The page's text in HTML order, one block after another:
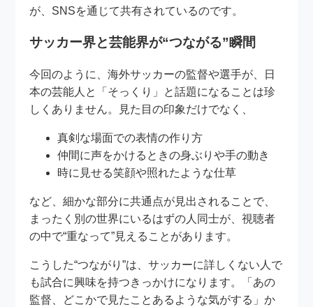
が、SNSを通じて共有されているのです。
サッカー界と芸能界が“つながる”瞬間
今回のように、海外サッカーの監督や選手が、日
本の芸能人と「そっくり」と話題になることは珍
しくありません。見た目の印象だけでなく、
真剣な場面での表情の作り方
仲間に声をかけるときの身ぶりや手の動き
時に見せる笑顔や照れたような仕草
など、細かな部分に共通点が見出されることで、
まったく別の世界にいるはずの人同士が、視聴者
の中で“重なって”見えることがあります。
こうした“つながり”は、サッカーに詳しくない人で
も試合に興味を持つきっかけになります。「あの
監督、どこかで見たことあるような気がする」か